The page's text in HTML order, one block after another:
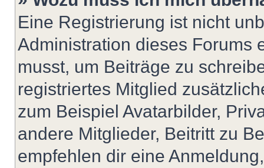
Eine Registrierung ist nicht
Administration dieses Forums
musst, um Beiträge zu
registriertes Mitglied
zum Beispiel Avatarbilder,
andere Mitglieder, Beitritt zu
empfehlen dir eine